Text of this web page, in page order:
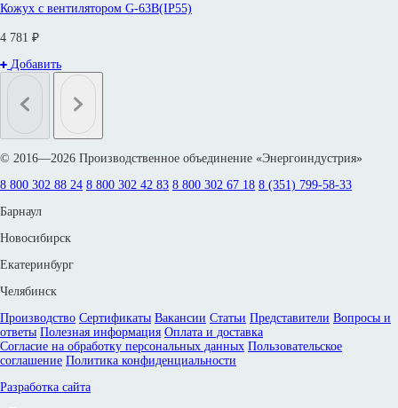
Кожух с вентилятором G-63B(IP55)
4 781 ₽
Добавить
© 2016—2026 Производственное объединение «Энергоиндустрия»
8 800 302 88 24 8 800 302 42 83 8 800 302 67 18 8 (351) 799-58-33
Барнаул
Новосибирск
Екатеринбург
Челябинск
Производство Сертификаты Вакансии Статьи Представители Вопросы и
ответы Полезная информация Оплата и доставка
Согласие на обработку персональных данных Пользовательское
соглашение Политика конфиденциальности
Разработка сайта